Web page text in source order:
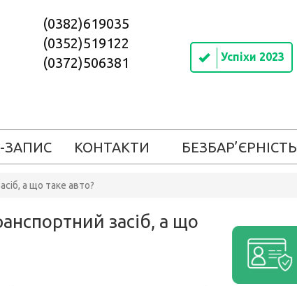
(0382)619035
(0352)519122
(0372)506381
Успіхи 2023
ЗАПИС КОНТАКТИ БЕЗБАР’ЄРНІСТЬ
а що таке авто?
засіб, а що